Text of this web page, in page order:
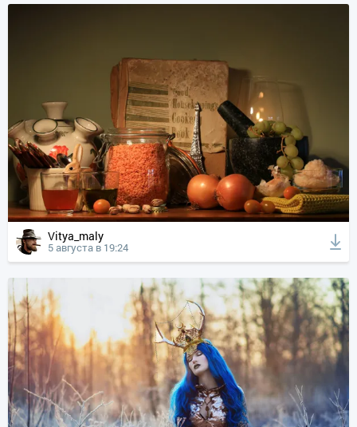
Vitya_maly
5 августа в 19:24